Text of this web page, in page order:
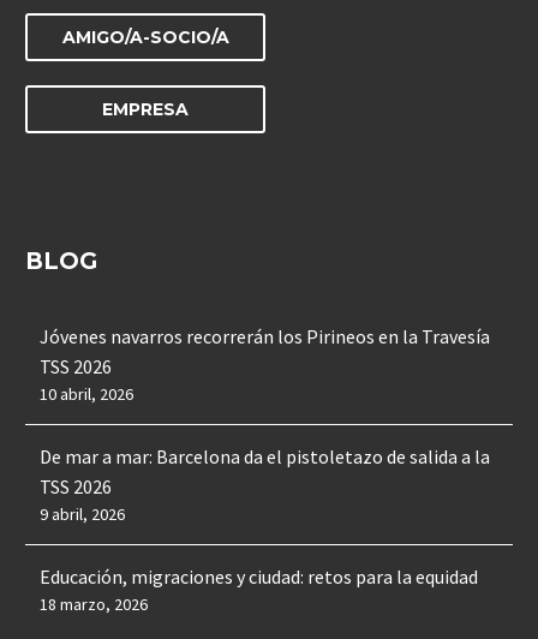
AMIGO/A-SOCIO/A
EMPRESA
BLOG
Jóvenes navarros recorrerán los Pirineos en la Travesía
TSS 2026
10 abril, 2026
De mar a mar: Barcelona da el pistoletazo de salida a la
TSS 2026
9 abril, 2026
Educación, migraciones y ciudad: retos para la equidad
18 marzo, 2026